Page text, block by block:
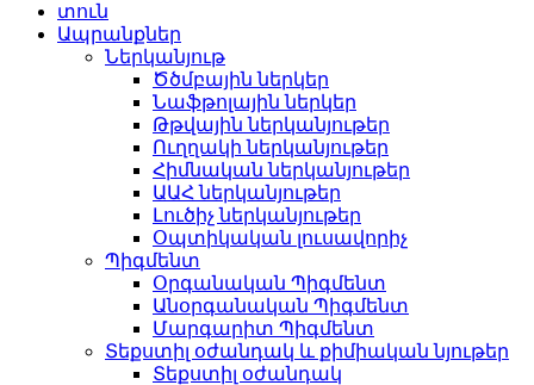
տուն
Ապրանքներ
Ներկանյութ
Ծծմբային ներկեր
Նաֆթոլային ներկեր
Թթվային ներկանյութեր
Ուղղակի ներկանյութեր
Հիմնական ներկանյութեր
ԱԱՀ ներկանյութեր
Լուծիչ ներկանյութեր
Օպտիկական լուսավորիչ
Պիգմենտ
Օրգանական Պիգմենտ
Անօրգանական Պիգմենտ
Մարգարիտ Պիգմենտ
Տեքստիլ օժանդակ և քիմիական նյութեր
Տեքստիլ օժանդակ